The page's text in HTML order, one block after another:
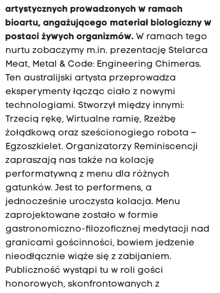
artystycznych prowadzonych w ramach
bioartu, angażującego materiał biologiczny w
postaci żywych organizmów.W ramach tego
nurtu zobaczymy m.in. prezentację Stelarca
Meat, Metal & Code: Engineering Chimeras.
Ten australijski artysta przeprowadza
eksperymenty łącząc ciało z nowymi
technologiami. Stworzył między innymi:
Trzecią rękę, Wirtualne ramię, Rzeźbę
żołądkową oraz sześcionogiego robota –
Egzoszkielet. Organizatorzy Reminiscencji
zapraszają nas także na kolację
performatywną z menu dla różnych
gatunków. Jest to performens, a
jednocześnie uroczysta kolacja. Menu
zaprojektowane zostało w formie
gastronomiczno-filozoficznej medytacji nad
granicami gościnności, bowiem jedzenie
nieodłącznie wiąże się z zabijaniem.
Publiczność wystąpi tu w roli gości
honorowych, skonfrontowanych z